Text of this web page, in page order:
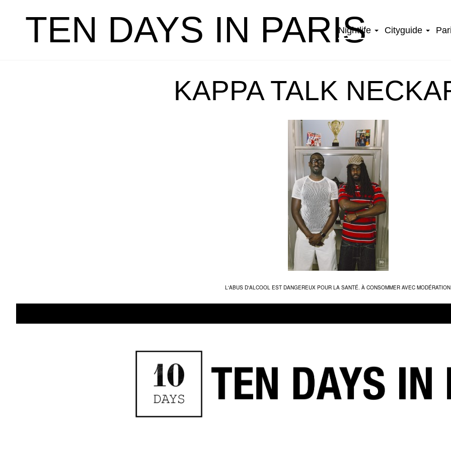
TEN DAYS IN PARIS
Nightlife Cityguide
KAPPA TALK
L'ABUS D'ALCOOL EST DANGEREUX POUR LA SANTÉ. À CONSOMMER AVEC